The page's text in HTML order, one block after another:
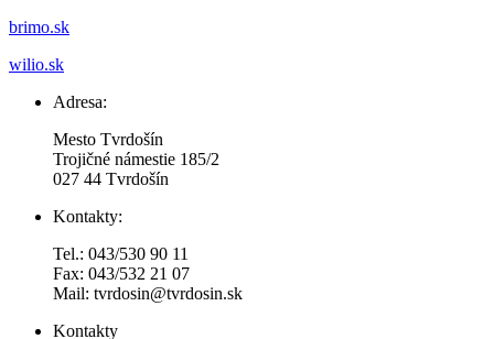
brimo.sk
wilio.sk
Adresa:
Mesto Tvrdošín
Trojičné námestie 185/2
027 44 Tvrdošín
Kontakty:
Tel.: 043/530 90 11
Fax: 043/532 21 07
Mail: tvrdosin@tvrdosin.sk
Kontakty